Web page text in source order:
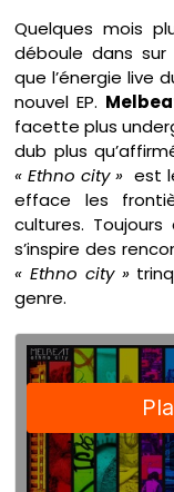
Quelques mois
déboule dans
que l’énergie live
nouvel EP.
facette plus
dub plus
« Ethno city » est
efface les
cultures.
s’inspire des
« Ethno city »
genre.